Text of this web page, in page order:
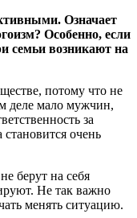
Означает
Особенно, если
семьи возникают на
потому что не
деле мало мужчин,
за
очень
берут на себя
Не так важно
менять ситуацию.